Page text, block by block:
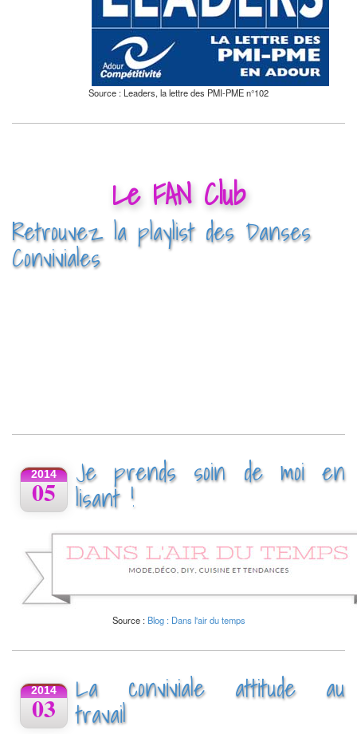
Source : Leaders, la lettre des PMI-PME n°102
Le FAN Club
Retrouvez la playlist des Danses
Conviviales
2014
05
Je prends soin de moi en
lisant !
Source : Blog : Dans l'air du temps
2014
03
La conviviale attitude au
travail